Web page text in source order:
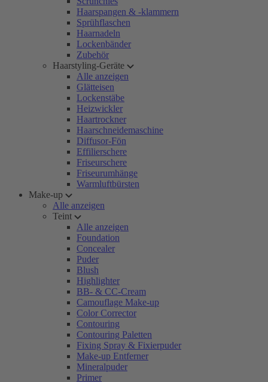
Haarspangen & -klammern
Sprühflaschen
Haarnadeln
Lockenbänder
Zubehör
Haarstyling-Geräte
Alle anzeigen
Glätteisen
Lockenstäbe
Heizwickler
Haartrockner
Haarschneidemaschine
Diffusor-Fön
Effilierschere
Friseurschere
Friseurumhänge
Warmluftbürsten
Make-up
Alle anzeigen
Teint
Alle anzeigen
Foundation
Concealer
Puder
Blush
Highlighter
BB- & CC-Cream
Camouflage Make-up
Color Corrector
Contouring
Contouring Paletten
Fixing Spray & Fixierpuder
Make-up Entferner
Mineralpuder
Primer